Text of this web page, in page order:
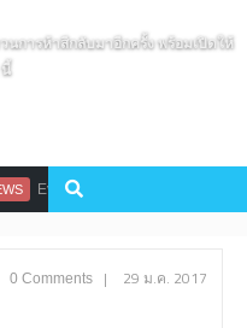
การห้าสีกลับมาอีกครั้ง พร้อมเปิดให้
EvilBane ฉลองครบรอบ 300 วัน อัพ
0 Comments |
29 ม.ค. 2017